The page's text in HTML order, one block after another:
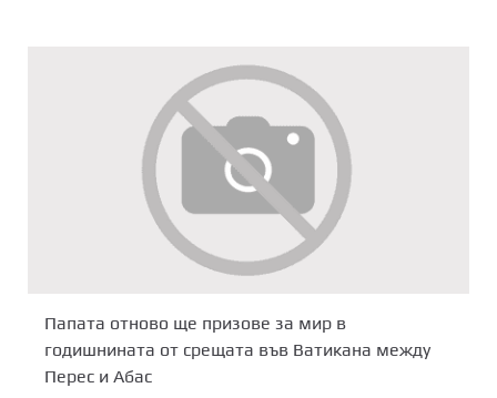
Папата отново ще призове за мир в
годишнината от срещата във Ватикана между
Перес и Абас